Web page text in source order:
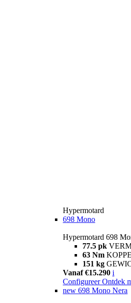
Hypermotard
698 Mono
Hypermotard 698
77.5 pk
63 Nm
151 kg
Vanaf €15.290 i
Configureer Ontdek
new 698 Mono Nera